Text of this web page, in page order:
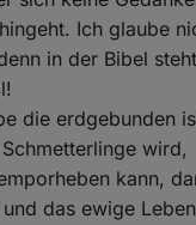
Ich glaube
in der Bibel
die erdgebunden
wird,
kann,
das ewige